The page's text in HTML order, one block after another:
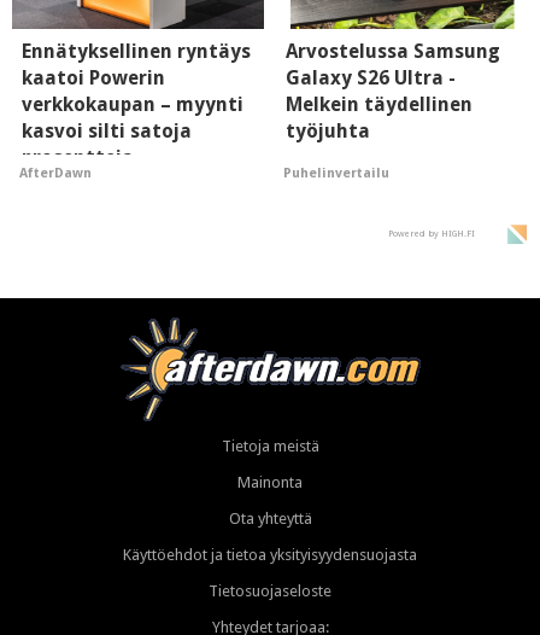
Ennätyksellinen ryntäys
kaatoi Powerin
verkkokaupan – myynti
kasvoi silti satoja
prosentteja
AfterDawn
Arvostelussa Samsung
Galaxy S26 Ultra -
Melkein täydellinen
työjuhta
Puhelinvertailu
Powered by HIGH.FI
Tietoja meistä
Mainonta
Ota yhteyttä
Käyttöehdot ja tietoa yksityisyydensuojasta
Tietosuojaseloste
Yhteydet tarjoaa: